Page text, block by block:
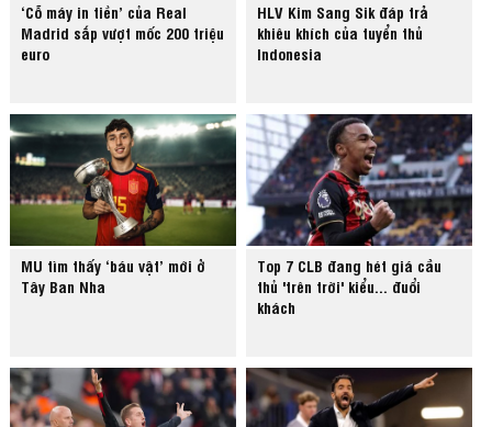
‘Cỗ máy in tiền’ của Real
Madrid sắp vượt mốc 200 triệu
euro
HLV Kim Sang Sik đáp trả
khiêu khích của tuyển thủ
Indonesia
MU tìm thấy ‘báu vật’ mới ở
Tây Ban Nha
Top 7 CLB đang hét giá cầu
thủ 'trên trời' kiểu... đuổi
khách